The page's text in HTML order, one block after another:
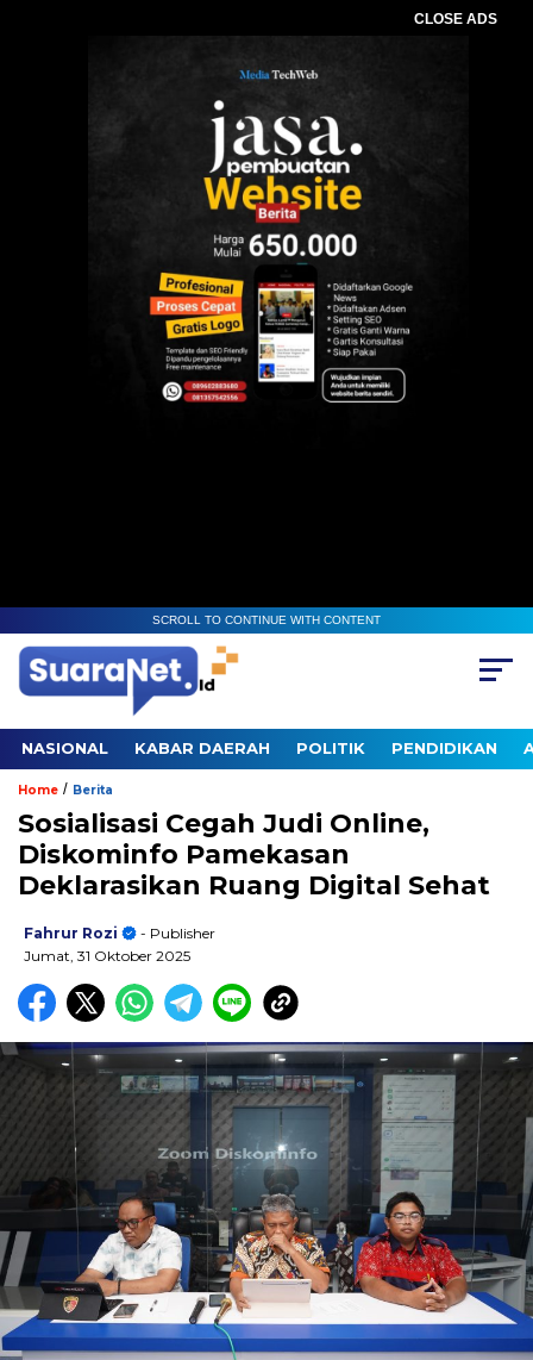
CLOSE ADS
SCROLL TO CONTINUE WITH CONTENT
NASIONAL KABAR DAERAH POLITIK PENDIDIKAN
Home / Berita
Sosialisasi Cegah Judi Online,
Diskominfo Pamekasan
Deklarasikan Ruang Digital Sehat
Fahrur Rozi
- Publisher
Jumat, 31 Oktober 2025